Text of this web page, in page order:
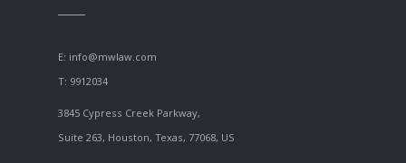
E: info@mwlaw.com
T: 9912034
3845 Cypress Creek Parkway,
Suite 263, Houston, Texas, 77068, US